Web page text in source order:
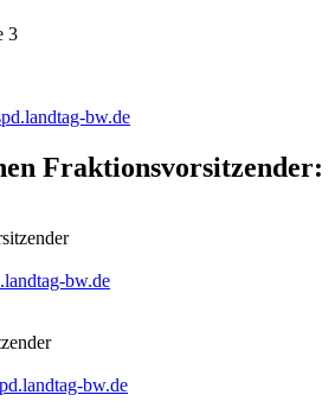
3
bw.de
Fraktionsvorsitzender:
bw.de
bw.de